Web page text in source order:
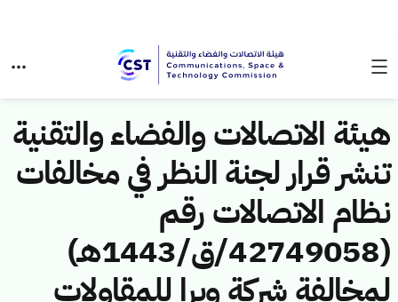
هيئة الاتصالات والفضاء والتقنية
تنشر قرار لجنة النظر في مخالفات
نظام الاتصالات رقم
(42749058/ق/1443هـ)
لمخالفة شركة وبرا للمقاولات